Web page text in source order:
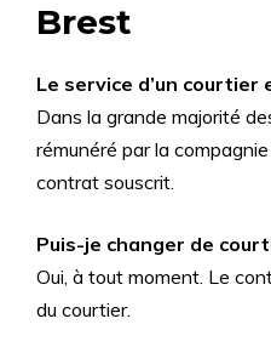
Brest
Le service d’un
Dans la grande majorité
rémunéré par la
contrat souscrit.
Puis-je changer de
Oui, à tout moment. Le
du courtier.